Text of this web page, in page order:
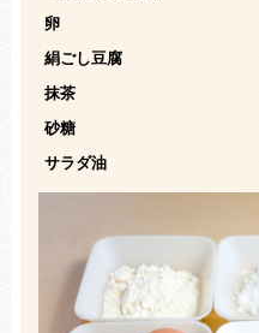
卵
絹ごし豆腐
抹茶
砂糖
サラダ油